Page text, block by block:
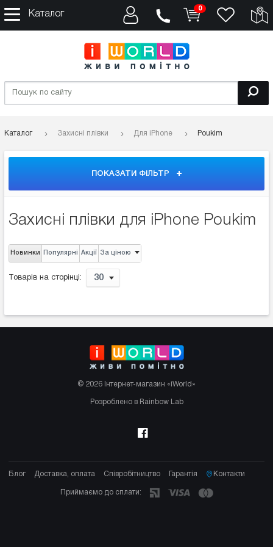
Каталог
0
Каталог Захисні плівки Для iPhone Poukim
ПОКАЗАТИ ФІЛЬТР
Захисні плівки для iPhone Poukim
Новинки Популярні Акції За ціною
Товарів на сторінці: 30
© 2026 Інтернет-магазин «iWorld»
Розроблено в Rainbow Lab
Блог Доставка, оплата Співробітництво Гарантія Контакти
Приймаємо до сплати: